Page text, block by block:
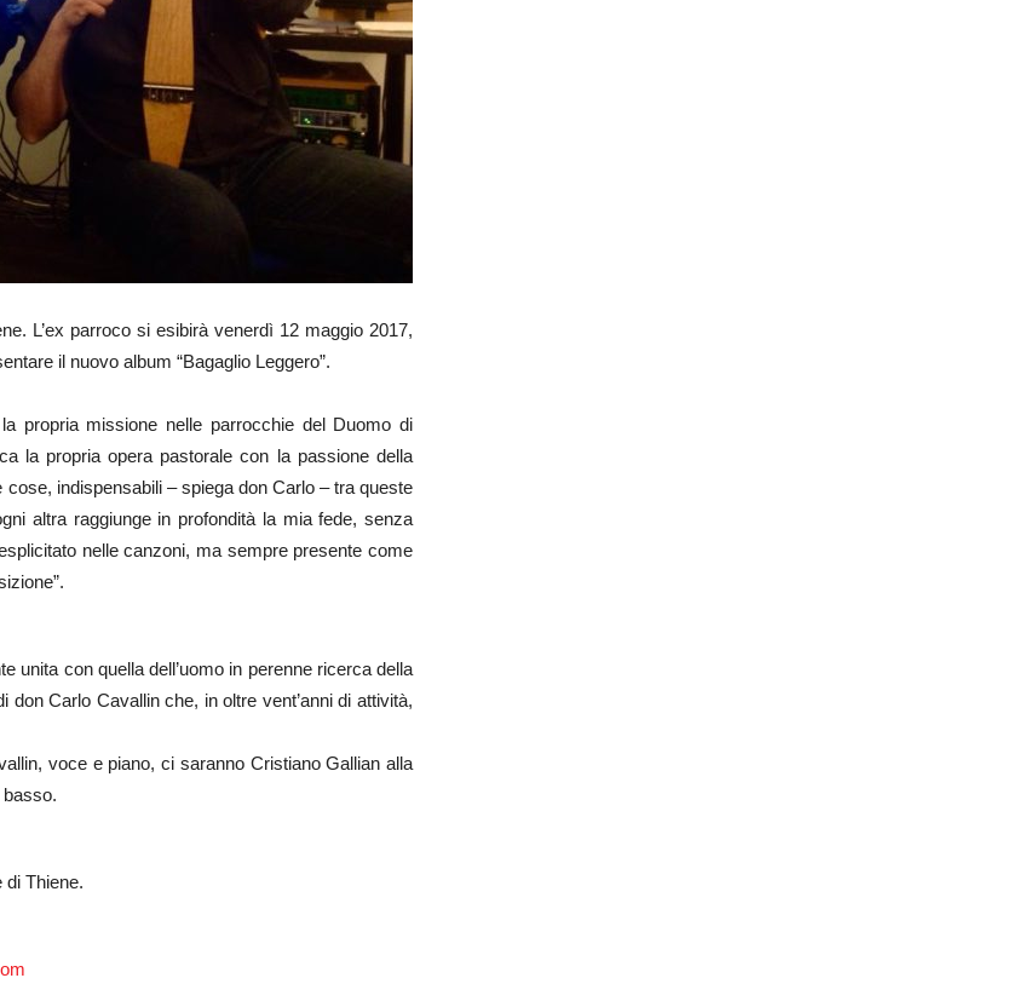
L’ex parroco si esibirà venerdì 12 maggio 2017,
il nuovo album “Bagaglio Leggero”.
propria missione nelle parrocchie del Duomo di
la propria opera pastorale con la passione della
indispensabili – spiega don Carlo – tra queste
altra raggiunge in profondità la mia fede, senza
nelle canzoni, ma sempre presente come
unita con quella dell’uomo in perenne ricerca della
Carlo Cavallin che, in oltre vent’anni di attività,
voce e piano, ci saranno Cristiano Gallian alla
di Thiene.